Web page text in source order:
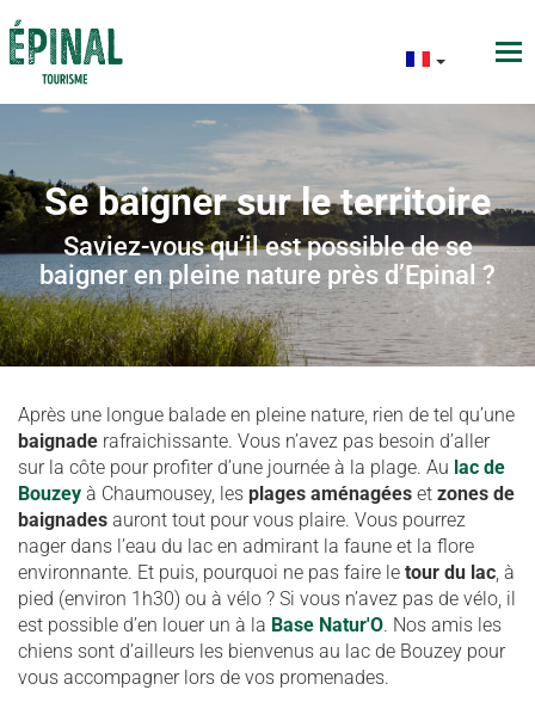
Se baigner sur le territoire
Saviez-vous qu’il est possible de se
baigner en pleine nature près d’Epinal ?
Après une longue balade en pleine nature, rien de tel qu’une
baignade rafraichissante. Vous n’avez pas besoin d’aller
sur la côte pour profiter d’une journée à la plage. Au lac de
Bouzey à Chaumousey, les plages aménagées et zones de
baignades auront tout pour vous plaire. Vous pourrez
nager dans l’eau du lac en admirant la faune et la flore
environnante. Et puis, pourquoi ne pas faire le tour du lac, à
pied (environ 1h30) ou à vélo ? Si vous n’avez pas de vélo, il
est possible d’en louer un à la Base Natur'O. Nos amis les
chiens sont d’ailleurs les bienvenus au lac de Bouzey pour
vous accompagner lors de vos promenades.